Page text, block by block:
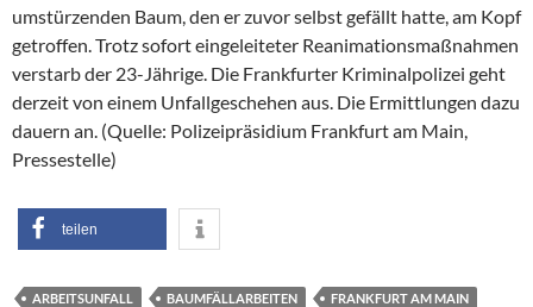
umstürzenden Baum, den er zuvor selbst gefällt hatte, am Kopf
getroffen. Trotz sofort eingeleiteter Reanimationsmaßnahmen
verstarb der 23-Jährige. Die Frankfurter Kriminalpolizei geht
derzeit von einem Unfallgeschehen aus. Die Ermittlungen dazu
dauern an. (Quelle: Polizeipräsidium Frankfurt am Main,
Pressestelle)
teilen
ARBEITSUNFALL BAUMFÄLLARBEITEN
FRANKFURT AM MAIN